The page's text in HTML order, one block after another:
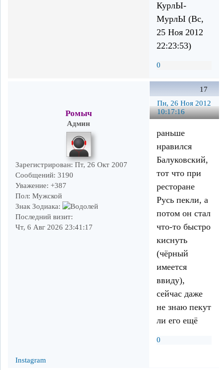
КурлЫ-
МурлЫ (Вс,
25 Ноя 2012
22:23:53)
0
17
Пн, 26 Ноя 2012
10:17:16
Ромыч
Админ
Зарегистрирован: Пт, 26 Окт 2007
Сообщений: 3190
Уважение: +387
Пол: Мужской
Знак Зодиака:
Последний визит:
Чт, 6 Авг 2026 23:41:17
раньше
нравился
Балуковский,
тот что при
ресторане
Русь пекли, а
потом он стал
что-то быстро
киснуть
(чёрный
имеется
ввиду),
сейчас даже
не знаю пекут
ли его ещё
0
Instagram